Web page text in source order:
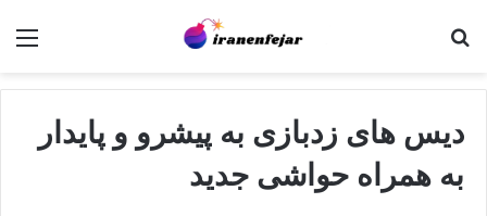
دیس های زدبازی به پیشرو و پایدار
به همراه حواشی جدید